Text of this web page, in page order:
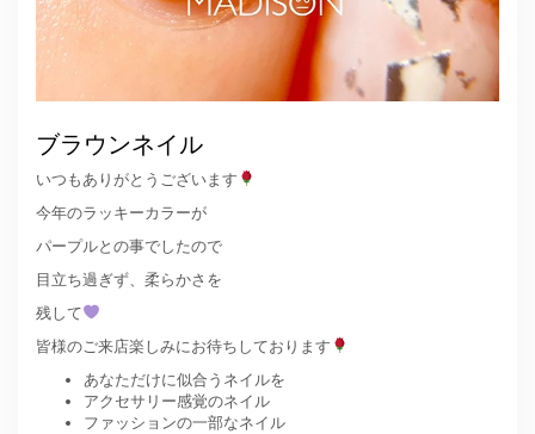
ブラウンネイル
いつもありがとうございます
今年のラッキーカラーが
パープルとの事でしたので
目立ち過ぎず、柔らかさを
残して
皆様のご来店楽しみにお待ちしております
あなただけに似合うネイルを
アクセサリー感覚のネイル
ファッションの一部なネイル